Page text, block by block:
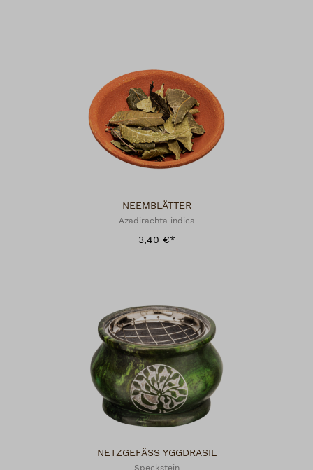
NEEMBLÄTTER
Azadirachta indica
3,40 €*
NETZGEFÄSS YGGDRASIL